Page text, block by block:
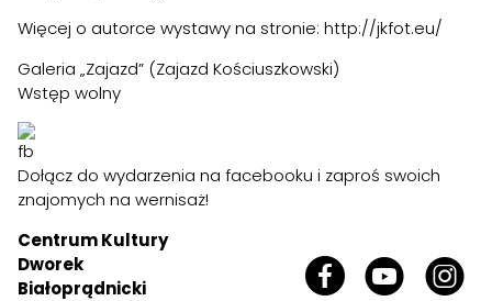
Więcej o autorce wystawy na stronie: http://jkfot.eu/
Galeria „Zajazd” (Zajazd Kościuszkowski)
Wstęp wolny
Dołącz do wydarzenia na facebooku i zaproś swoich
znajomych na wernisaż!
Centrum Kultury
Dworek
Białoprądnicki